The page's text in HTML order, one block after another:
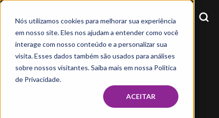
Nós utilizamos cookies para melhorar sua experiência
em nosso site. Eles nos ajudam a entender como você
interage com nosso conteúdo e a personalizar sua
visita. Esses dados também são usados para análises
sobre nossos visitantes. Saiba mais em nossa Política
de Privacidade.
ACEITAR
SEP 8, 2022, 9:00:19 AM